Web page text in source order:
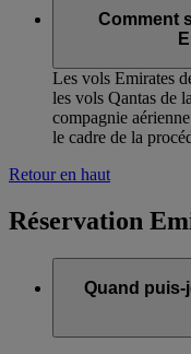
Comment
Les vols Emirates
les vols Qantas de
compagnie
le cadre de la
Retour en haut
Réservation
Quand puis-